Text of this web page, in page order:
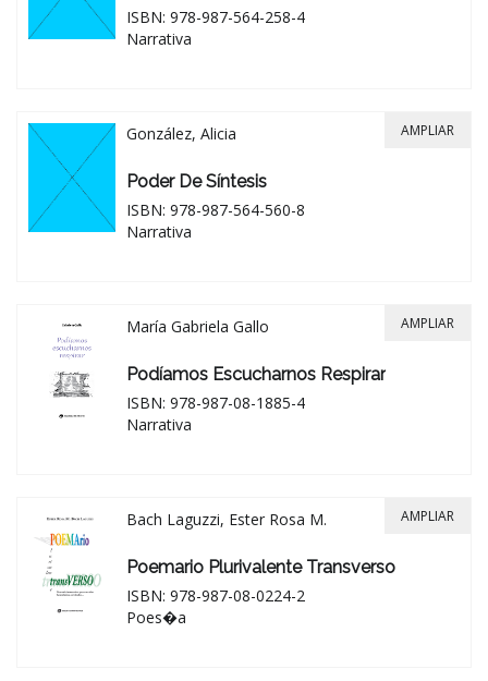
ISBN: 978-987-564-258-4
Narrativa
González, Alicia
Poder De Síntesis
ISBN: 978-987-564-560-8
Narrativa
AMPLIAR
María Gabriela Gallo
Podíamos Escucharnos Respirar
ISBN: 978-987-08-1885-4
Narrativa
AMPLIAR
Bach Laguzzi, Ester Rosa M.
Poemario Plurivalente Transverso
ISBN: 978-987-08-0224-2
Poes�a
AMPLIAR